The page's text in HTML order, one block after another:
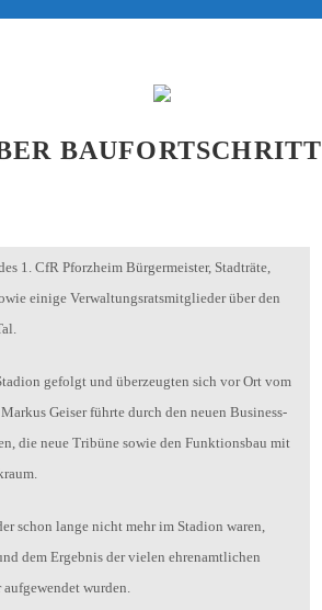
BAUFORTSCHRITT
1. CfR Pforzheim Bürgermeister, Stadträte,
einige Verwaltungsratsmitglieder über den
gefolgt und überzeugten sich vor Ort vom
Geiser führte durch den neuen Business-
die neue Tribüne sowie den Funktionsbau mit
schon lange nicht mehr im Stadion waren,
dem Ergebnis der vielen ehrenamtlichen
wurden.